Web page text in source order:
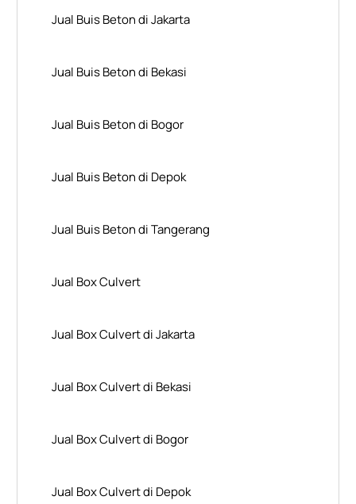
Jual Buis Beton di Jakarta
Jual Buis Beton di Bekasi
Jual Buis Beton di Bogor
Jual Buis Beton di Depok
Jual Buis Beton di Tangerang
Jual Box Culvert
Jual Box Culvert di Jakarta
Jual Box Culvert di Bekasi
Jual Box Culvert di Bogor
Jual Box Culvert di Depok